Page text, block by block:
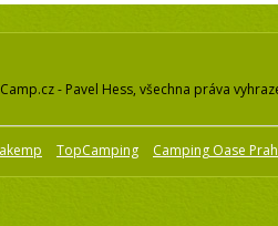
- Pavel Hess, všechna práva
TopCamping Camping Oase